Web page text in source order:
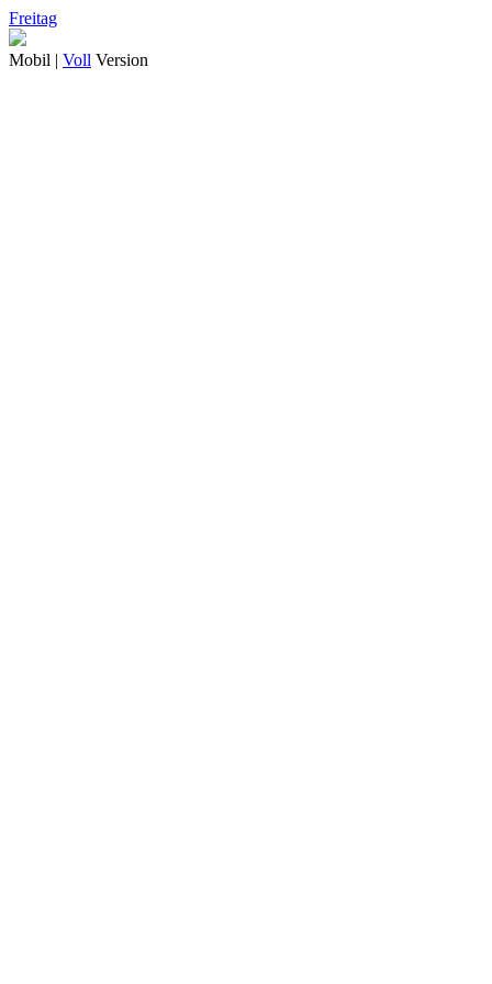
Freitag
Mobil | Voll Version